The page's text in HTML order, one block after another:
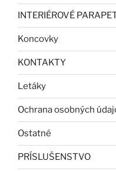
INTERIÉROVÉ
Koncovky
KONTAKTY
Letáky
Ochrana osobných
Ostatné
PRÍSLUŠENSTVO